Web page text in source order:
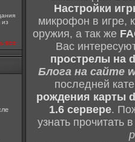
все
Настройки
микрофон в игре,
оружия, а так же
Вас
прострелы на
Блога на сайте
последней
рождения карты
1.6 сервере.
узнать прочитать